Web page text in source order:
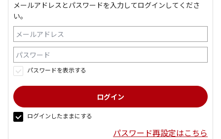
メールアドレスとパスワードを入力してログインしてくださ
い。
パスワードを表示する
ログインしたままにする
パスワード再設定はこちら